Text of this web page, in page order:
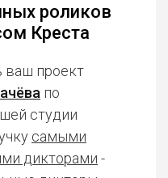
роликов
Креста
проект
по
студии
самыми
дикторами -